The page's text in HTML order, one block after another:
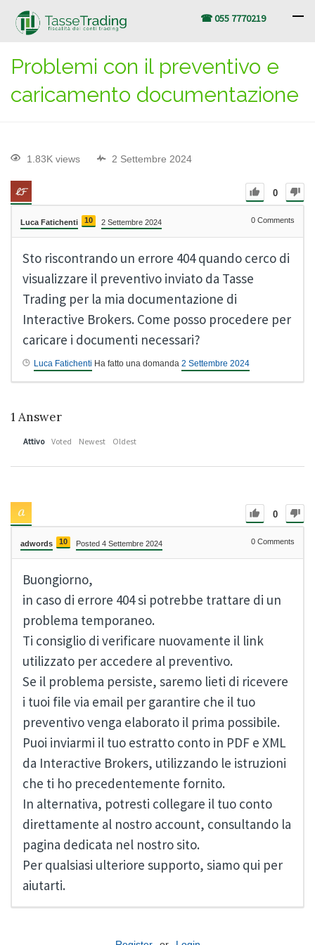
☎ 055 7770219
Problemi con il preventivo e
caricamento documentazione
1.83K views 2 Settembre 2024
0
Luca Fatichenti 10 2 Settembre 2024 0 Comments
Sto riscontrando un errore 404 quando cerco di
visualizzare il preventivo inviato da Tasse
Trading per la mia documentazione di
Interactive Brokers. Come posso procedere per
caricare i documenti necessari?
Luca Fatichenti Ha fatto una domanda 2 Settembre 2024
1 Answer
Attivo Voted Newest Oldest
0
adwords 10 Posted 4 Settembre 2024 0 Comments
Buongiorno,
in caso di errore 404 si potrebbe trattare di un
problema temporaneo.
Ti consiglio di verificare nuovamente il link
utilizzato per accedere al preventivo.
Se il problema persiste, saremo lieti di ricevere
i tuoi file via email per garantire che il tuo
preventivo venga elaborato il prima possibile.
Puoi inviarmi il tuo estratto conto in PDF e XML
da Interactive Brokers, utilizzando le istruzioni
che ti ho precedentemente fornito.
In alternativa, potresti collegare il tuo conto
direttamente al nostro account, consultando la
pagina dedicata nel nostro sito.
Per qualsiasi ulteriore supporto, siamo qui per
aiutarti.